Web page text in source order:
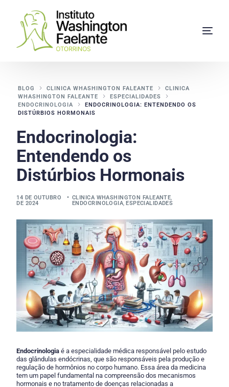
BLOG CLINICA WHASHINGTON FALEANTE
CLINICA
WHASHINGTON FALEANTE
ESPECIALIDADES
ENDOCRINOLOGIA
ENDOCRINOLOGIA: ENTENDENDO OS
DISTÚRBIOS HORMONAIS
Endocrinologia:
Entendendo os
Distúrbios Hormonais
14 DE OUTUBRO
DE 2024
CLINICA WHASHINGTON FALEANTE,
ENDOCRINOLOGIA,ESPECIALIDADES
Endocrinologia é a especialidade médica responsável pelo estudo
das glândulas endócrinas, que são responsáveis pela produção e
regulação de hormônios no corpo humano. Essa área da medicina
tem um papel fundamental na compreensão dos mecanismos
hormonais e no tratamento de doenças relacionadas a